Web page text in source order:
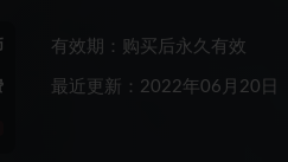
有效期：购买后永久有效
最近更新：2022年06月20日